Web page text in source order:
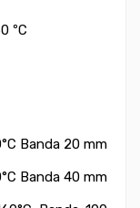
ºC
Banda 20 mm
Banda 40 mm